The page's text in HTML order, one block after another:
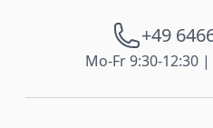
+49
Mo-Fr 9:30-12:30